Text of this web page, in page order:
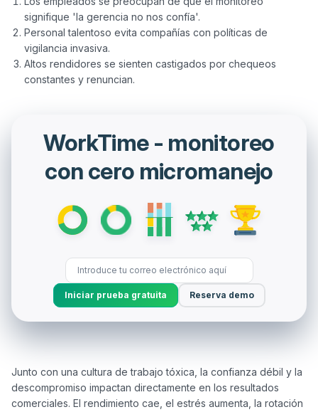
signifique 'la gerencia no nos confía'.
Personal talentoso evita compañías con políticas de
vigilancia invasiva.
Altos rendidores se sienten castigados por chequeos
constantes y renuncian.
WorkTime - monitoreo
con cero micromanejo
Iniciar prueba gratuita Reserva demo
Junto con una cultura de trabajo tóxica, la confianza débil y la
descompromiso impactan directamente en los resultados
comerciales. El rendimiento cae, el estrés aumenta, la rotación